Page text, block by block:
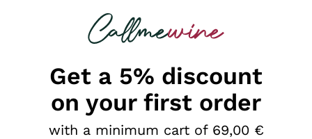
looking for
Get a 5% discount
on your first order
with a minimum cart of 69,00 €